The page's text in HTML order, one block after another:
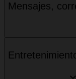
Mensajes,